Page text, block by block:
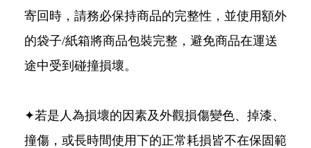
寄回時，請務必保持商品的完整性，並使用額外
的袋子/紙箱將商品包裝完整，避免商品在運送
途中受到碰撞損壞。
✦若是人為損壞的因素及外觀損傷變色、掉漆、
撞傷，或長時間使用下的正常耗損皆不在保固範